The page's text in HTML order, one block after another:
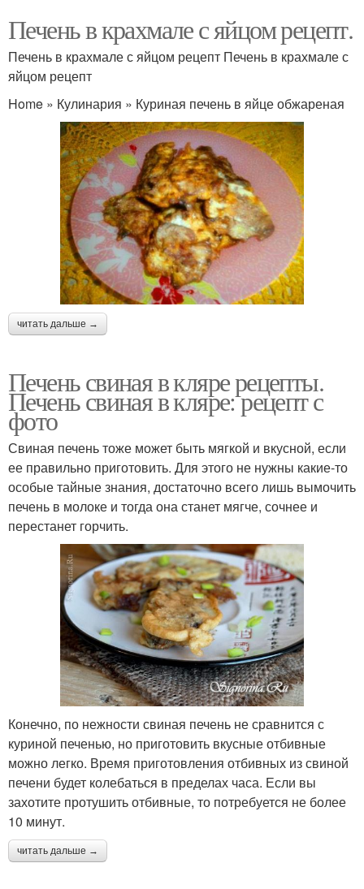
Печень в крахмале с яйцом рецепт.
Печень в крахмале с яйцом рецепт Печень в крахмале с
яйцом рецепт
Home » Кулинария » Куриная печень в яйце обжареная
читать дальше →
Печень свиная в кляре рецепты.
Печень свиная в кляре: рецепт с
фото
Свиная печень тоже может быть мягкой и вкусной, если
ее правильно приготовить. Для этого не нужны какие-то
особые тайные знания, достаточно всего лишь вымочить
печень в молоке и тогда она станет мягче, сочнее и
перестанет горчить.
Конечно, по нежности свиная печень не сравнится с
куриной печенью, но приготовить вкусные отбивные
можно легко. Время приготовления отбивных из свиной
печени будет колебаться в пределах часа. Если вы
захотите протушить отбивные, то потребуется не более
10 минут.
читать дальше →